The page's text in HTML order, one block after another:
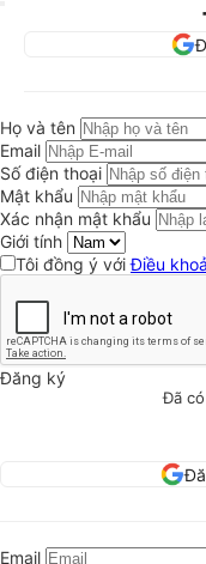
Họ và tên
Email
Số điện thoại
Mật khẩu
Xác nhận mật khẩu
Giới tính
Tôi đồng ý vớiĐiều
Đăng ký
Đã
Email